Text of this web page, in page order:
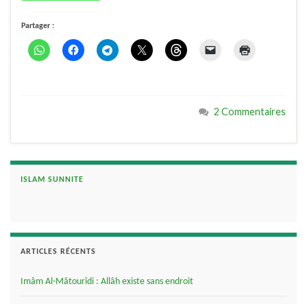
Partager :
2 Commentaires
ISLAM SUNNITE
ARTICLES RÉCENTS
Imâm Al-Mâtourîdi : Allâh existe sans endroit